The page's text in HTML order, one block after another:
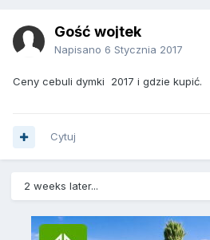
Gość wojtek
Napisano 6 Stycznia 2017
Ceny cebuli dymki 2017 i gdzie kupić.
Cytuj
2 weeks later...